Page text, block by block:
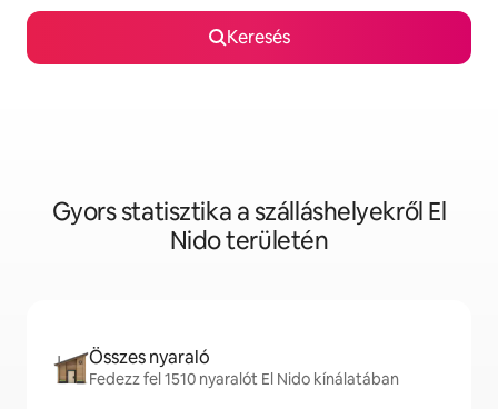
Keresés
Gyors statisztika a szálláshelyekről El
Nido területén
Összes nyaraló
Fedezz fel 1510 nyaralót El Nido kínálatában